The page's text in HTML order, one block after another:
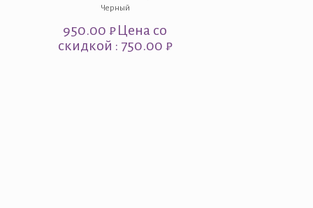
Черный
950.00₽Цена со
скидкой : 750.00 ₽